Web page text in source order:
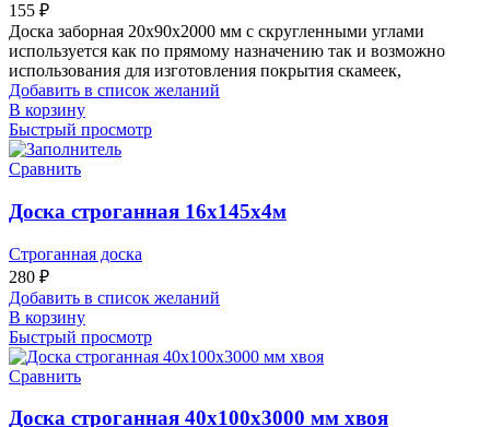
155 ₽
Доска заборная 20х90х2000 мм с скругленными углами
используется как по прямому назначению так и возможно
использования для изготовления покрытия скамеек,
Добавить в список желаний
В корзину
Быстрый просмотр
Сравнить
Доска строганная 16х145х4м
Строганная доска
280 ₽
Добавить в список желаний
В корзину
Быстрый просмотр
Сравнить
Доска строганная 40х100х3000 мм хвоя